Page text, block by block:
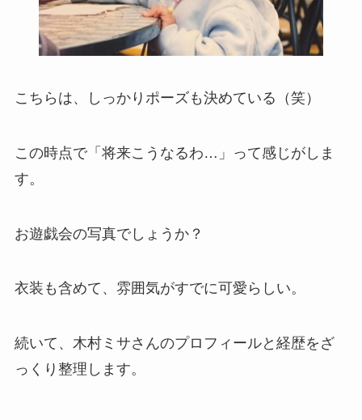
こちらは、しっかりポーズも決めている（笑）
この時点で「将来こうなるわ…」って感じがしま
す。
お遊戯会の写真でしょうか？
衣装も含めて、雰囲気がすでに可愛らしい。
続いて、木村ミサさんのプロフィールと経歴をざ
っくり整理します。